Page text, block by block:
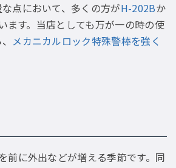
点において、多くの方がH-202Bか
ます。当店としても万が一の時の使
メカニカルロック特殊警棒を強く
前に外出などが増える季節です。同